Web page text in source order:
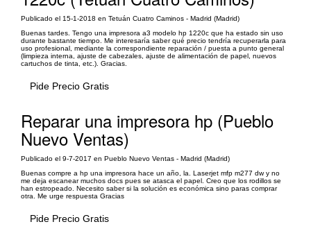
Publicado el 15-1-2018 en Tetuán Cuatro Caminos - Madrid (Madrid)
Buenas tardes. Tengo una impresora a3 modelo hp 1220c que ha estado sin uso
durante bastante tiempo. Me interesaría saber qué precio tendría recuperarla para
uso profesional, mediante la correspondiente reparación / puesta a punto general
(limpieza interna, ajuste de cabezales, ajuste de alimentación de papel, nuevos
cartuchos de tinta, etc.). Gracias.
Pide Precio Gratis
Reparar una impresora hp (Pueblo
Nuevo Ventas)
Publicado el 9-7-2017 en Pueblo Nuevo Ventas - Madrid (Madrid)
Buenas compre a hp una impresora hace un año, la. Laserjet mfp m277 dw y no
me deja escanear muchos docs pues se atasca el papel. Creo que los rodillos se
han estropeado. Necesito saber si la solución es económica sino paras comprar
otra. Me urge respuesta Gracias
Pide Precio Gratis